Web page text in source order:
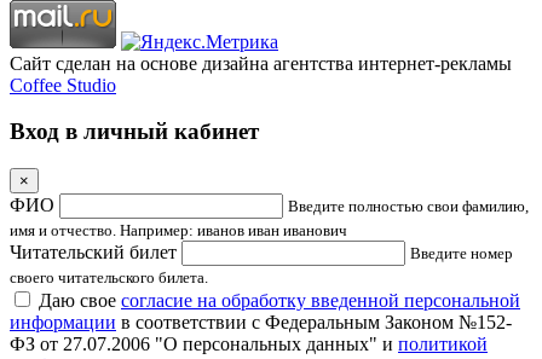
Сайт сделан на основе дизайна агентства интернет-рекламы
Coffee Studio
Вход в личный кабинет
×
ФИО
Введите полностью свои фамилию,
имя и отчество. Например: иванов иван иванович
Читательский билет
Введите номер
своего читательского билета.
Даю свое согласие на обработку введенной персональной
информации в соответствии с Федеральным Законом №152-
ФЗ от 27.07.2006 "О персональных данных" и политикой